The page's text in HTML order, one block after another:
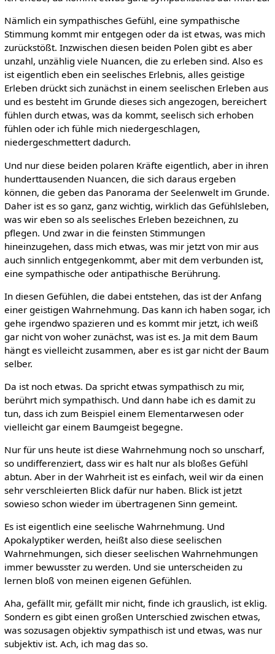
Nämlich ein sympathisches Gefühl, eine sympathische
Stimmung kommt mir entgegen oder da ist etwas, was mich
zurückstößt. Inzwischen diesen beiden Polen gibt es aber
unzahl, unzählig viele Nuancen, die zu erleben sind. Also es
ist eigentlich eben ein seelisches Erlebnis, alles geistige
Erleben drückt sich zunächst in einem seelischen Erleben aus
und es besteht im Grunde dieses sich angezogen, bereichert
fühlen durch etwas, was da kommt, seelisch sich erhoben
fühlen oder ich fühle mich niedergeschlagen,
niedergeschmettert dadurch.
Und nur diese beiden polaren Kräfte eigentlich, aber in ihren
hunderttausenden Nuancen, die sich daraus ergeben
können, die geben das Panorama der Seelenwelt im Grunde.
Daher ist es so ganz, ganz wichtig, wirklich das Gefühlsleben,
was wir eben so als seelisches Erleben bezeichnen, zu
pflegen. Und zwar in die feinsten Stimmungen
hineinzugehen, dass mich etwas, was mir jetzt von mir aus
auch sinnlich entgegenkommt, aber mit dem verbunden ist,
eine sympathische oder antipathische Berührung.
In diesen Gefühlen, die dabei entstehen, das ist der Anfang
einer geistigen Wahrnehmung. Das kann ich haben sogar, ich
gehe irgendwo spazieren und es kommt mir jetzt, ich weiß
gar nicht von woher zunächst, was ist es. Ja mit dem Baum
hängt es vielleicht zusammen, aber es ist gar nicht der Baum
selber.
Da ist noch etwas. Da spricht etwas sympathisch zu mir,
berührt mich sympathisch. Und dann habe ich es damit zu
tun, dass ich zum Beispiel einem Elementarwesen oder
vielleicht gar einem Baumgeist begegne.
Nur für uns heute ist diese Wahrnehmung noch so unscharf,
so undifferenziert, dass wir es halt nur als bloßes Gefühl
abtun. Aber in der Wahrheit ist es einfach, weil wir da einen
sehr verschleierten Blick dafür nur haben. Blick ist jetzt
sowieso schon wieder im übertragenen Sinn gemeint.
Es ist eigentlich eine seelische Wahrnehmung. Und
Apokalyptiker werden, heißt also diese seelischen
Wahrnehmungen, sich dieser seelischen Wahrnehmungen
immer bewusster zu werden. Und sie unterscheiden zu
lernen bloß von meinen eigenen Gefühlen.
Aha, gefällt mir, gefällt mir nicht, finde ich grauslich, ist eklig.
Sondern es gibt einen großen Unterschied zwischen etwas,
was sozusagen objektiv sympathisch ist und etwas, was nur
subjektiv ist. Ach, ich mag das so.